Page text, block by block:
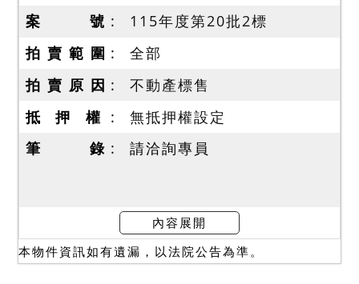
案 號
115年度第20批2標
拍 賣 範 圍
全部
拍 賣 原 因
不動產標售
抵 押 權
無抵押權設定
筆 錄
請洽詢專員
內容展開
本物件資訊如有遺漏，以法院公告為準。